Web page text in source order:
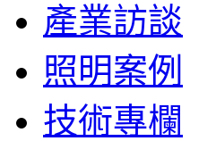
產業訪談
照明案例
技術專欄